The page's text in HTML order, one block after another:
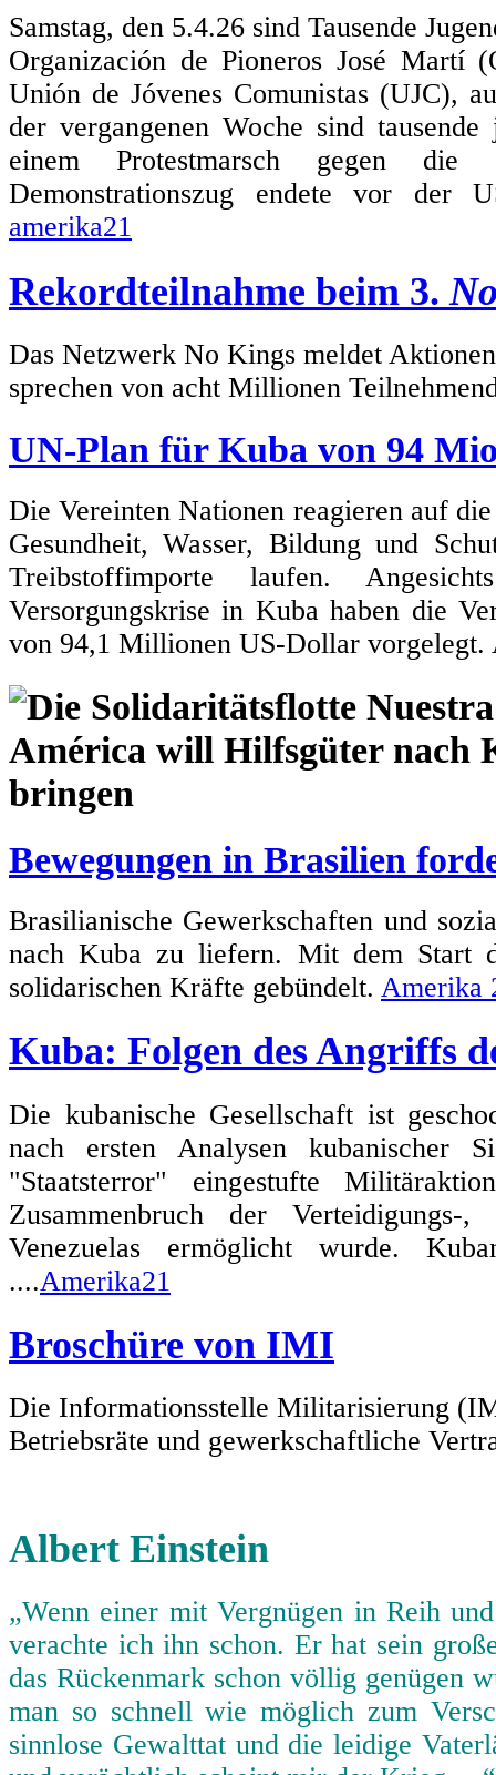
Samstag, den 5.4.26 sind Tausende
Organización de Pioneros José Martí
Unión de Jóvenes Comunistas (UJC),
der vergangenen Woche sind
einem Protestmarsch gegen
Demonstrationszug endete vor der
amerika21
Rekordteilnahme beim 3.
Das Netzwerk No Kings meldet
sprechen von acht Millionen
UN-Plan für Kuba von 94
Die Vereinten Nationen reagieren auf
Gesundheit, Wasser, Bildung und
Treibstoffimporte laufen.
Versorgungskrise in Kuba haben die
von 94,1 Millionen US-Dollar vorgelegt.
Bewegungen in Brasilien
Brasilianische Gewerkschaften und
nach Kuba zu liefern. Mit dem Start
solidarischen Kräfte gebündelt. Amerika
Kuba: Folgen des Angriffs
Die kubanische Gesellschaft ist
nach ersten Analysen kubanischer
"Staatsterror" eingestufte
Zusammenbruch der Verteidigungs-,
Venezuelas ermöglicht wurde.
....Amerika21
Broschüre von IMI
Die Informationsstelle Militarisierung
Betriebsräte und gewerkschaftliche
Albert Einstein
„Wenn einer mit Vergnügen in Reih
verachte ich ihn schon. Er hat sein
das Rückenmark schon völlig genügen
man so schnell wie möglich zum
sinnlose Gewalttat und die leidige